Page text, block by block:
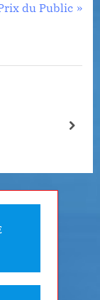
du Public
next